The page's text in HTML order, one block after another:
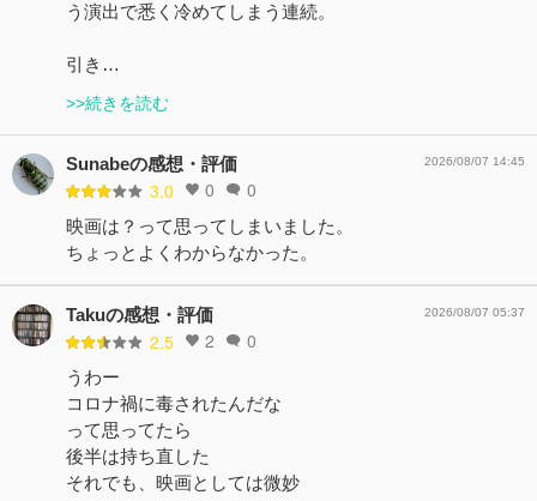
う演出で悉く冷めてしまう連続。
引き…
>>続きを読む
Sunabeの感想・評価
3.0 0 0
2026/08/07 14:45
映画は？って思ってしまいました。
ちょっとよくわからなかった。
Takuの感想・評価
2.5 2 0
2026/08/07 05:37
うわー
コロナ禍に毒されたんだな
って思ってたら
後半は持ち直した
それでも、映画としては微妙